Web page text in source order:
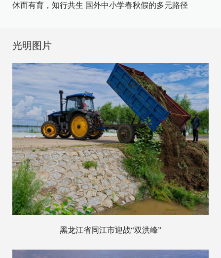
休而有育，知行共生 国外中小学春秋假的多元路径
光明图片
黑龙江省同江市迎战“双洪峰”